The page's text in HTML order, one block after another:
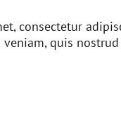
consectetur
quis